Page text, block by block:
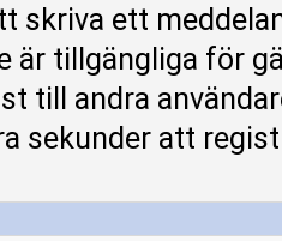
skriva ett
är tillgängliga för
till andra
sekunder att